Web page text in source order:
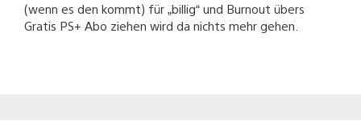
(wenn es den kommt) für „billig“ und Burnout übers
Gratis PS+ Abo ziehen wird da nichts mehr gehen.